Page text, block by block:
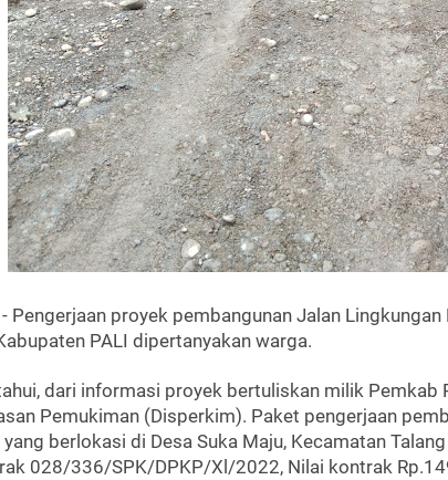
- Pengerjaan proyek pembangunan Jalan
PALI dipertanyakan warga.
dari informasi proyek bertuliskan milik Pemkab
Pemukiman (Disperkim). Paket pengerjaan
yang berlokasi di Desa Suka Maju, Kecamatan
028/336/SPK/DPKP/Xl/2022, Nilai kontrak